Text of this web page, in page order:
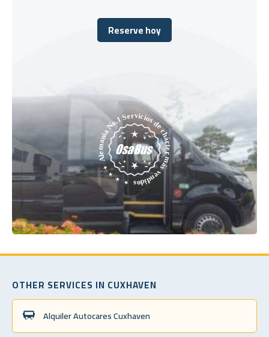
Reserve hoy
Reserve hoy
OTHER SERVICES IN CUXHAVEN
Alquiler Autocares Cuxhaven